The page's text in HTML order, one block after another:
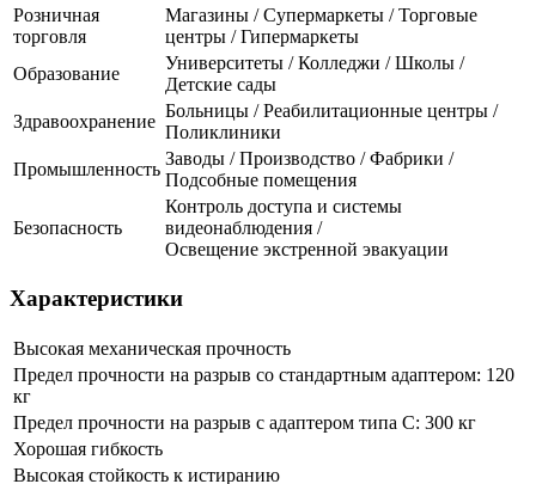
Розничная
торговля
Магазины / Супермаркеты / Торговые
центры / Гипермаркеты
Образование
Университеты / Колледжи / Школы /
Детские сады
Здравоохранение
Больницы / Реабилитационные центры /
Поликлиники
Промышленность
Заводы / Производство / Фабрики /
Подсобные помещения
Безопасность
Контроль доступа и системы
видеонаблюдения /
Освещение экстренной эвакуации
Характеристики
Высокая механическая прочность
Предел прочности на разрыв со стандартным адаптером: 120
кг
Предел прочности на разрыв с адаптером типа С: 300 кг
Хорошая гибкость
Высокая стойкость к истиранию